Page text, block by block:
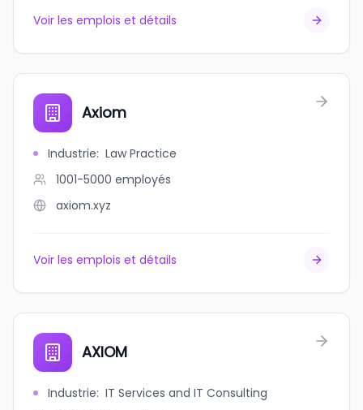
Voir les emplois et détails
Axiom
Industrie: Law Practice
1001-5000 employés
axiom.xyz
Voir les emplois et détails
AXIOM
Industrie: IT Services and IT Consulting